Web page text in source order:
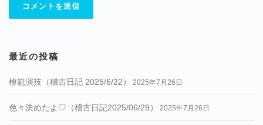
最近の投稿
模範演技（稽古日記 2025/6/22） 2025年7月26日
色々決めたよ♡（稽古日記2025/06/29） 2025年7月26日